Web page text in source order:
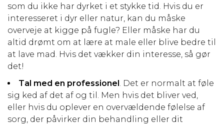
som du ikke har dyrket i et stykke tid. Hvis du er
interesseret i dyr eller natur, kan du måske
overveje at kigge på fugle? Eller måske har du
altid drømt om at lære at male eller blive bedre til
at lave mad. Hvis det vækker din interesse, så gør
det!
Tal med en professionel. Det er normalt at føle
sig ked af det af og til. Men hvis det bliver ved,
eller hvis du oplever en overvældende følelse af
sorg, der påvirker din behandling eller dit